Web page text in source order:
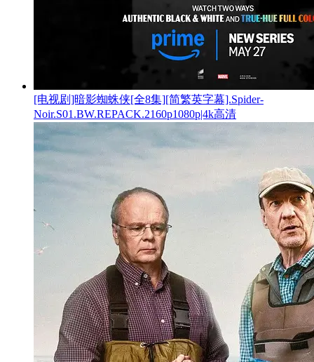
[电视剧]暗影蜘蛛侠[全8集][简繁英字幕].Spider-
Noir.S01.BW.REPACK.2160p1080p|4k高清